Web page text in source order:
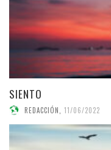
SIENTO
REDACCIÓN 11/06/2022